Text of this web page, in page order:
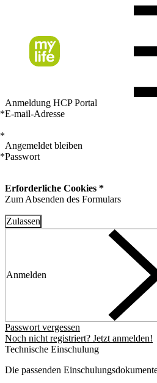
Anmeldung HCP Portal
*E-mail-Adresse
*
Angemeldet bleiben
*Passwort
Erforderliche Cookies *
Zum Absenden des Formulars
Zulassen
Anmelden
Passwort vergessen
Noch nicht registriert? Jetzt anmelden!
Technische Einschulung
Die passenden